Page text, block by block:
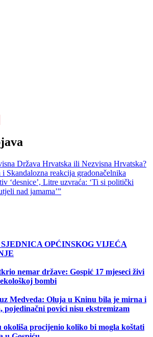
Država Hrvatska ili Nezvisna Hrvatska?
Skandalozna reakcija gradonačelnika
‘desnice’, Litre uzvraća: ‘Ti si politički
nad jamama’”
OPĆINSKOG VIJEĆA
nemar države: Gospić 17 mjeseci živi
bombi
Medveda: Oluja u Kninu bila je mirna i
pojedinačni povici nisu ekstremizam
okoliša procijenio koliko bi mogla koštati